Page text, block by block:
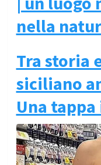
nella
Tra storia
siciliano
Una